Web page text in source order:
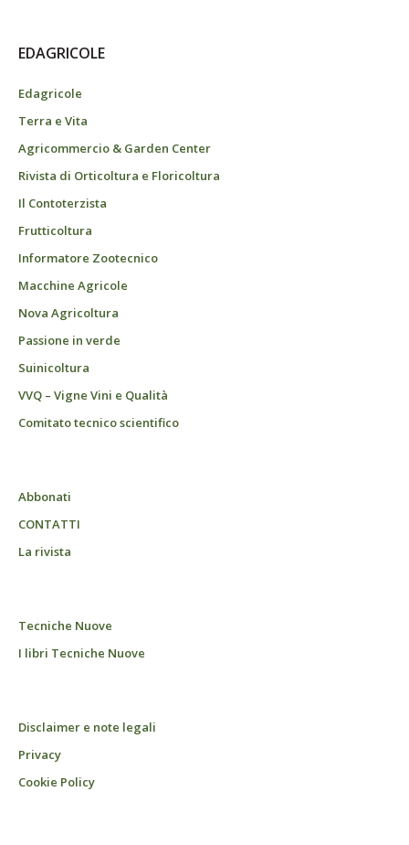
EDAGRICOLE
Edagricole
Terra e Vita
Agricommercio & Garden Center
Rivista di Orticoltura e Floricoltura
Il Contoterzista
Frutticoltura
Informatore Zootecnico
Macchine Agricole
Nova Agricoltura
Passione in verde
Suinicoltura
VVQ – Vigne Vini e Qualità
Comitato tecnico scientifico
Abbonati
CONTATTI
La rivista
Tecniche Nuove
I libri Tecniche Nuove
Disclaimer e note legali
Privacy
Cookie Policy